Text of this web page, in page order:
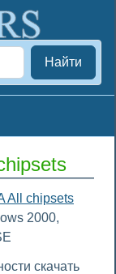
Найти
All chipsets
2000,
скачать